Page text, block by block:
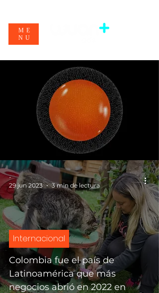
ME
NU
Colombia fue el país de
Latinoamérica que más
negocios abrió en 2022 en
Internacional
-
29 jun 2023
3 min de lectura